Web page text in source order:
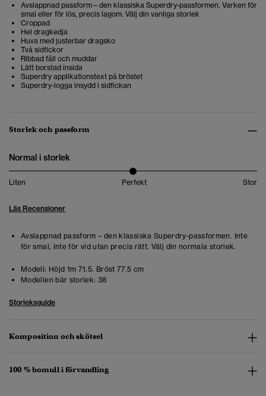
Avslappnad passform – den klassiska Superdry-passformen. Varken för
smal eller för lös, precis lagom. Välj din vanliga storlek
Croppad
Hel dragkedja
Huva med justerbar dragsko
Två sidfickor
Ribbad fåll och muddar
Lätt borstad insida
Superdry applikationstext på bröstet
Superdry-logga insydd i sidfickan
Storlek och passform
Normal i storlek
Liten Perfekt Stor
Läs Recensioner
Avslappnad passform – den klassiska Superdry-passformen. Inte
för smal, inte för vid utan precis rätt. Välj din normala storlek.
Modell: Höjd 1m 71.5. Bröst 77.5 cm
Modellen bär storlek: 38
Storleksguide
Komposition och skötsel
100 % bomull i förvandling